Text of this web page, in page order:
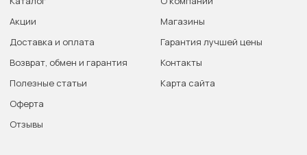
Акции
Доставка и оплата
Возврат, обмен и гарантия
Полезные статьи
Оферта
Отзывы
Магазины
Гарантия лучшей цены
Контакты
Карта сайта